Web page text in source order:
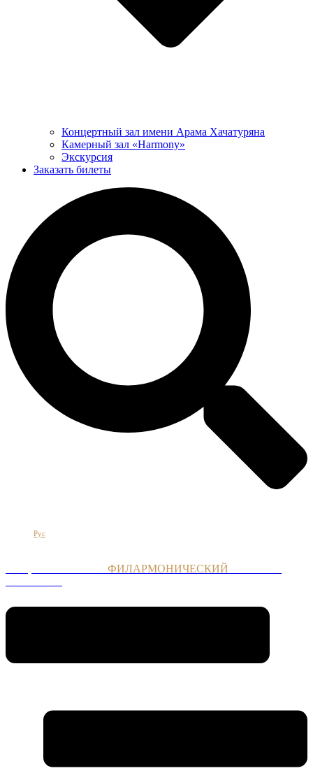
Концертный зал имени Арама Хачатуряна
Камерный зал «Harmony»
Экскурсия
Заказать билеты
Рус
ФИЛАРМОНИЧЕСКИЙ